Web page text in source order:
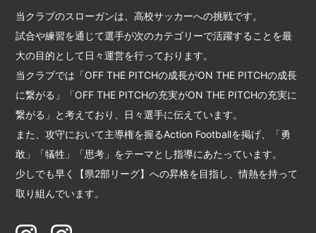
当クラブのスローガンは、高校サッカーへの挑戦です。
試合や練習を通じて選手が次のカテゴリーで活躍することを最
大の目的として日々運営を行っております。
当クラブでは「OFF THE PITCHの成長がON THE PITCHの成長
に繋がる」「OFF THE PITCHの充実がON THE PITCHの充実に
繋がる」と考えており、日々選手に伝えています。
また、攻守において主導権を握るAction Footballを掲げ、「勇
敢」「犠牲」「思考」をテーマとし指導にあたっています。
少しでも早く【県2部リーグ】への昇格を目指し、情熱を持って
取り組んでいます。